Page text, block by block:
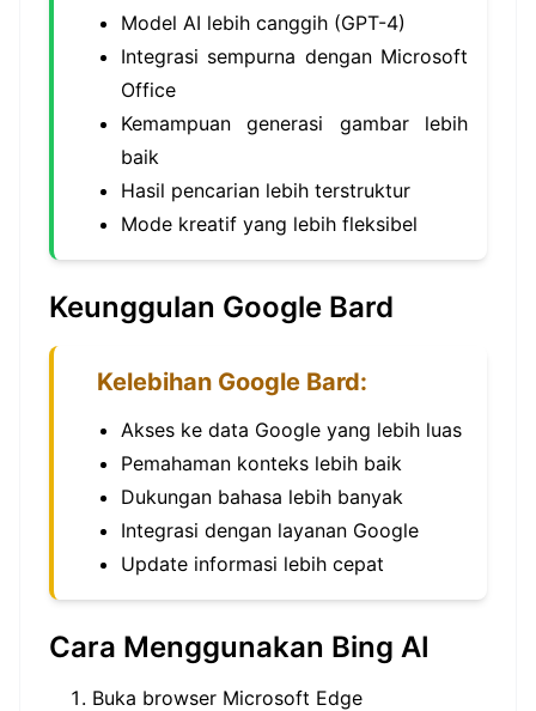
Model AI lebih canggih (GPT-4)
Integrasi sempurna dengan Microsoft
Office
Kemampuan generasi gambar lebih
baik
Hasil pencarian lebih terstruktur
Mode kreatif yang lebih fleksibel
Keunggulan Google Bard
Kelebihan Google Bard:
Akses ke data Google yang lebih luas
Pemahaman konteks lebih baik
Dukungan bahasa lebih banyak
Integrasi dengan layanan Google
Update informasi lebih cepat
Cara Menggunakan Bing AI
Buka browser Microsoft Edge